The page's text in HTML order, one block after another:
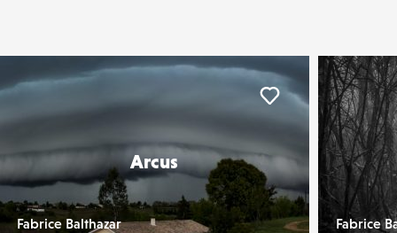
Arcus
Fabrice Balthazar
Liker
Fabrice